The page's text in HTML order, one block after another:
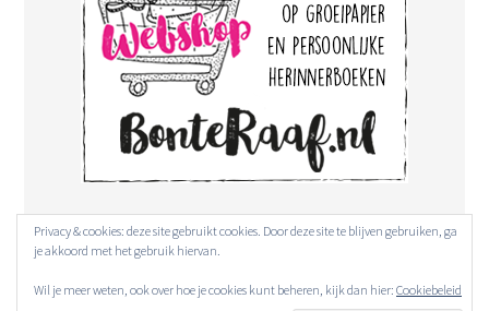
Privacy & cookies: deze site gebruikt cookies. Door deze site te blijven gebruiken, ga
je akkoord met het gebruik hiervan.
Wil je meer weten, ook over hoe je cookies kunt beheren, kijk dan hier: Cookiebeleid